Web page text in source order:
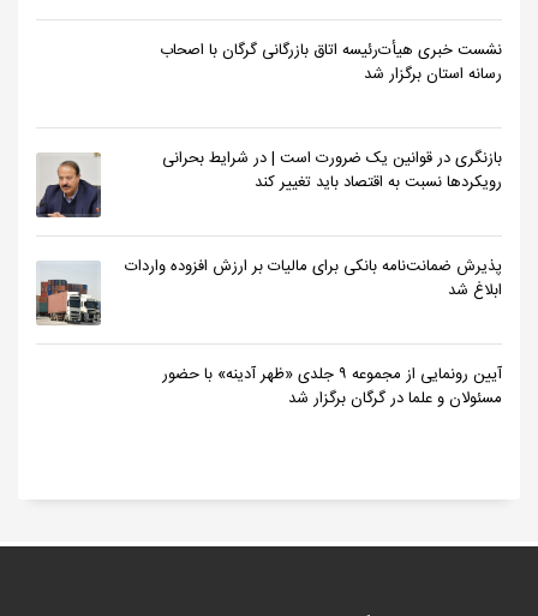
نشست خبری هیأت‌رئیسه اتاق بازرگانی گرگان با اصحاب
رسانه استان برگزار شد
بازنگری در قوانین یک ضرورت است | در شرایط بحرانی
رویکردها نسبت به اقتصاد باید تغییر کند
پذیرش ضمانت‌نامه بانکی برای مالیات بر ارزش افزوده واردات
ابلاغ شد
آیین رونمایی از مجموعه ۹ جلدی «ظهر آدینه» با حضور
مسئولان و علما در گرگان برگزار شد